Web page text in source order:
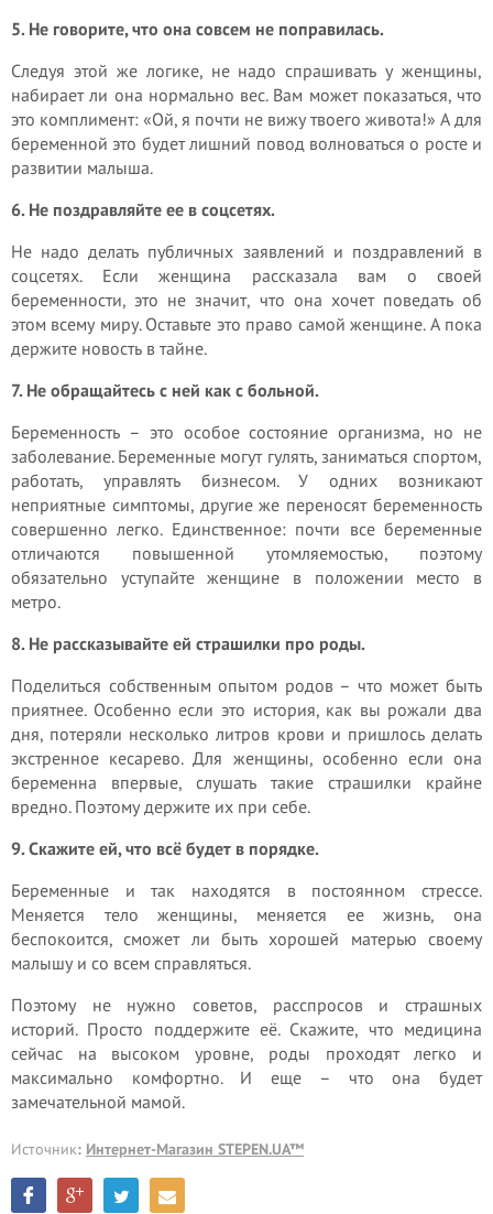
5. Не говорите, что она совсем не поправилась.
Следуя этой же логике, не надо спрашивать у женщины,
набирает ли она нормально вес. Вам может показаться, что
это комплимент: «Ой, я почти не вижу твоего живота!» А для
беременной это будет лишний повод волноваться о росте и
развитии малыша.
6. Не поздравляйте ее в соцсетях.
Не надо делать публичных заявлений и поздравлений в
соцсетях. Если женщина рассказала вам о своей
беременности, это не значит, что она хочет поведать об
этом всему миру. Оставьте это право самой женщине. А пока
держите новость в тайне.
7. Не обращайтесь с ней как с больной.
Беременность – это особое состояние организма, но не
заболевание. Беременные могут гулять, заниматься спортом,
работать, управлять бизнесом. У одних возникают
неприятные симптомы, другие же переносят беременность
совершенно легко. Единственное: почти все беременные
отличаются повышенной утомляемостью, поэтому
обязательно уступайте женщине в положении место в
метро.
8. Не рассказывайте ей страшилки про роды.
Поделиться собственным опытом родов – что может быть
приятнее. Особенно если это история, как вы рожали два
дня, потеряли несколько литров крови и пришлось делать
экстренное кесарево. Для женщины, особенно если она
беременна впервые, слушать такие страшилки крайне
вредно. Поэтому держите их при себе.
9. Скажите ей, что всё будет в порядке.
Беременные и так находятся в постоянном стрессе.
Меняется тело женщины, меняется ее жизнь, она
беспокоится, сможет ли быть хорошей матерью своему
малышу и со всем справляться.
Поэтому не нужно советов, расспросов и страшных
историй. Просто поддержите её. Скажите, что медицина
сейчас на высоком уровне, роды проходят легко и
максимально комфортно. И еще – что она будет
замечательной мамой.
Источник: Интернет-Магазин STEPEN.UA™